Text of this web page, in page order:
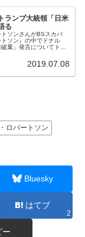
ランプ大統領「日米
る
ソンさんがBSスカパ
ソン』の中でドナル
棄」発言についてトー
2019.07.08
ロバートソン
Bluesky
はてブ
2
ー